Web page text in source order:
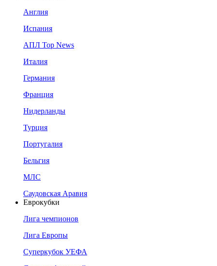
Англия
Испания
АПЛ Top News
Италия
Германия
Франция
Нидерланды
Турция
Португалия
Бельгия
МЛС
Саудовская Аравия
Еврокубки
Лига чемпионов
Лига Европы
Суперкубок УЕФА